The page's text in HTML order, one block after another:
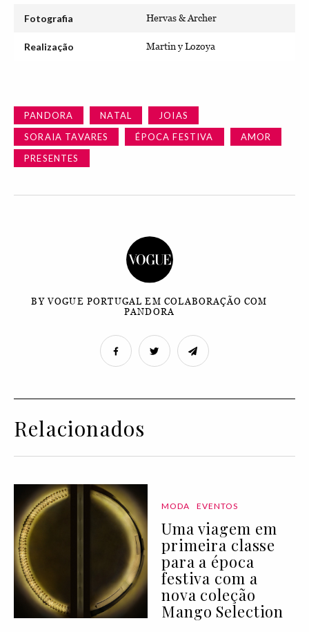
Fotografia Hervas & Archer
Realização Martin y Lozoya
PANDORA NATAL
JOIAS
SORAIA TAVARES
ÉPOCA FESTIVA
AMOR
PRESENTES
BY VOGUE PORTUGAL EM COLABORAÇÃO COM
PANDORA
Relacionados
MODA EVENTOS
Uma viagem em
primeira classe
para a época
festiva com a
nova coleção
Mango Selection